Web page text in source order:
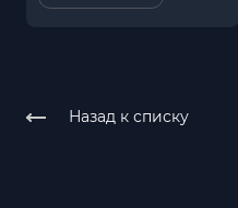
Назад к списку